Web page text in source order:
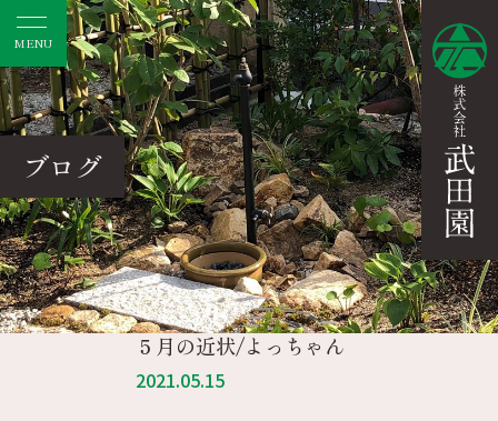
MENU
ブログ
５月の近状/よっちゃん
2021.05.15